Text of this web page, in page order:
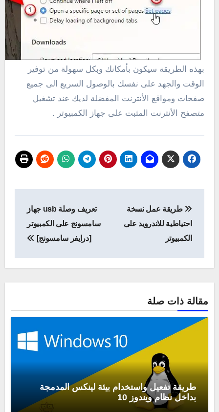
بهذه الطريقة سيكون بأمكانك وبكل سهولة من توفير
الوقت والجهد على نفسك بالوصول السريع الى جميع
صفحات ومواقع الأنترنت المفضلة لديك عند تشغيل
متصفح الأنترنت المثبت على جهاز الكمبيوتر .
المقالات
طريقة عمل نسخة
احتياطية للاندرويد على
الكمبيوتر
تعريف وصلة usb جهاز
سامسونج على الكمبيوتر
[درايفر سامسونج]
مقالة ذات صلة
طريقة تفعيل واستخدام بيئة لينكس المدمجة
بداخل نظام ويندوز 10